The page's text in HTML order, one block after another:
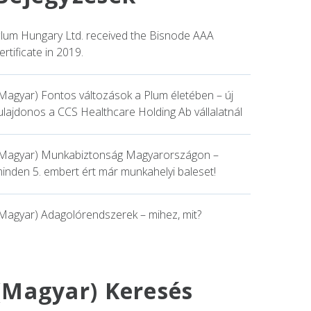
Hungary Ltd. received the Bisnode AAA
in 2019.
Fontos változások a Plum életében – új
a CCS Healthcare Holding Ab vállalatnál
Munkabiztonság Magyarországon –
5. embert ért már munkahelyi baleset!
Adagolórendszerek – mihez, mit?
Keresés